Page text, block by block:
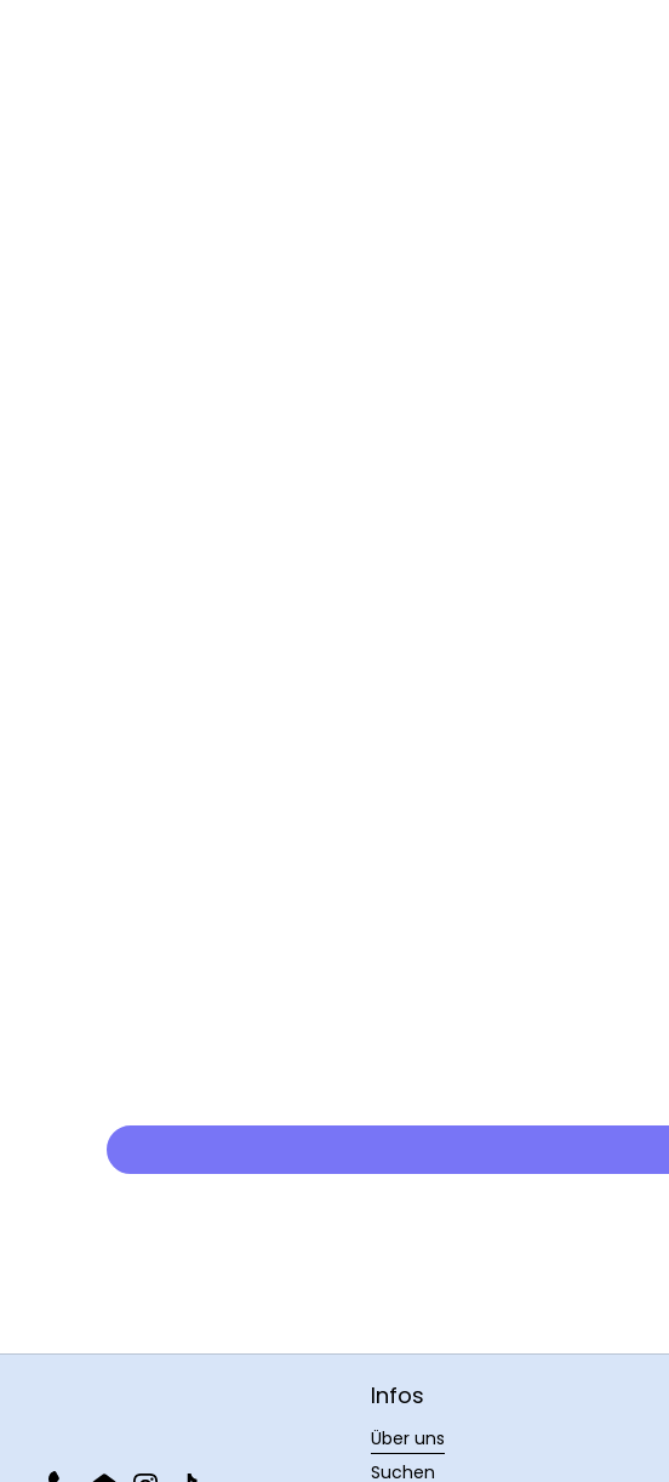
Infos
Über uns
Suchen